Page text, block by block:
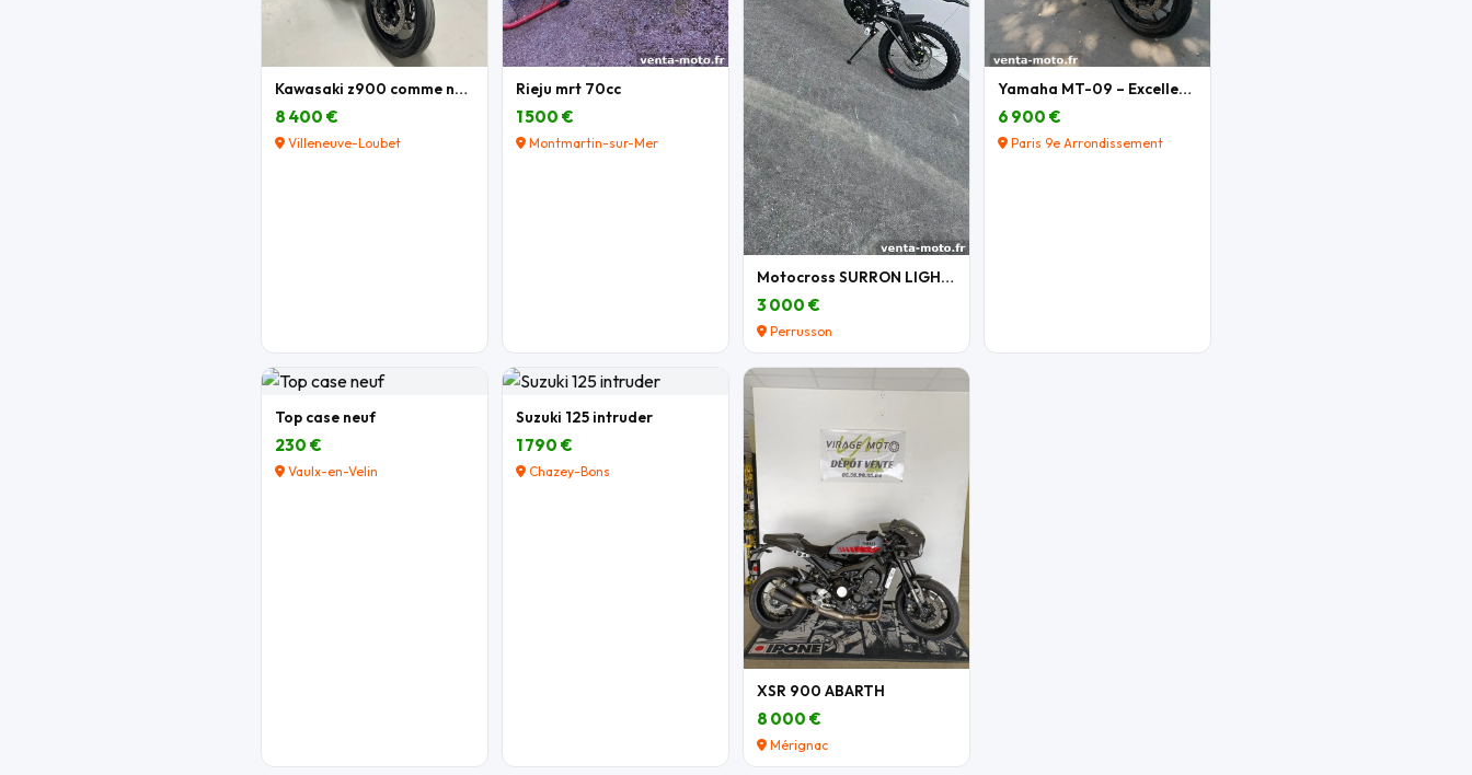
Kawasaki z900 comme neuve
8 400 €
Villeneuve-Loubet
Rieju mrt 70cc
1 500 €
Montmartin-sur-Mer
Motocross SURRON LIGHT BEE X 2026
3 000 €
Perrusson
Yamaha MT-09 – Excellent état – Nombreux équipemen
6 900 €
Paris 9e Arrondissement
Top case neuf
230 €
Vaulx-en-Velin
Suzuki 125 intruder
1 790 €
Chazey-Bons
XSR 900 ABARTH
8 000 €
Mérignac